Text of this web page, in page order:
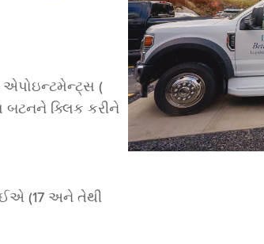
એપોઇન્ટમેન્ટ્સ (
ક્લિક કરીને
(17 અને તેથી